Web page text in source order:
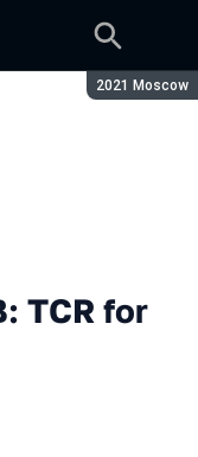
Сезон:
2021 Moscow
TCR for